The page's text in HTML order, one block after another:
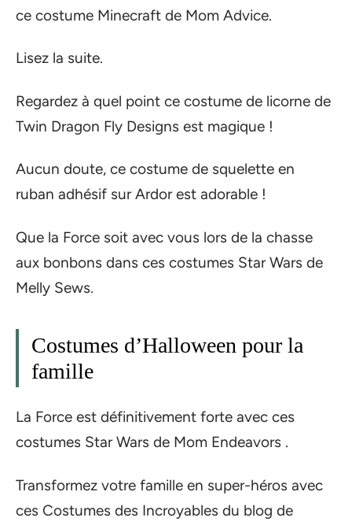
ce costume Minecraft de Mom Advice.
Lisez la suite.
Regardez à quel point ce costume de licorne de
Twin Dragon Fly Designs est magique !
Aucun doute, ce costume de squelette en
ruban adhésif sur Ardor est adorable !
Que la Force soit avec vous lors de la chasse
aux bonbons dans ces costumes Star Wars de
Melly Sews.
Costumes d’Halloween pour la
famille
La Force est définitivement forte avec ces
costumes Star Wars de Mom Endeavors .
Transformez votre famille en super-héros avec
ces Costumes des Incroyables du blog de